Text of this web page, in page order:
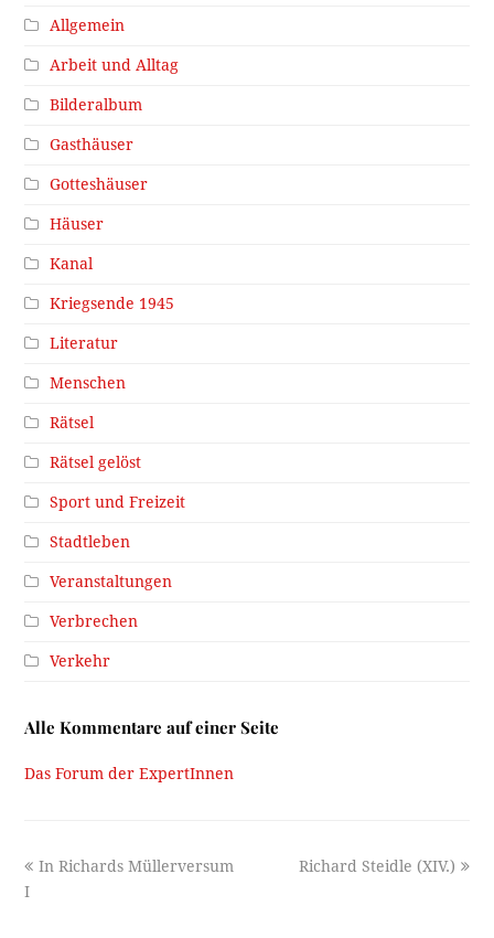
Allgemein
Arbeit und Alltag
Bilderalbum
Gasthäuser
Gotteshäuser
Häuser
Kanal
Kriegsende 1945
Literatur
Menschen
Rätsel
Rätsel gelöst
Sport und Freizeit
Stadtleben
Veranstaltungen
Verbrechen
Verkehr
Alle Kommentare auf einer Seite
Das Forum der ExpertInnen
previous
In Richards Müllerversum
I
next
Richard Steidle (XIV.)